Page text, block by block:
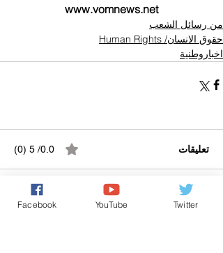
www.vomnews.net
من رسائل الشعب
حقوق الانسان/ Human Rights
اخباروطنية
تعليقات 0.0/ 5 (0)
التعليق والتقييم... Facebook YouTube Twitter